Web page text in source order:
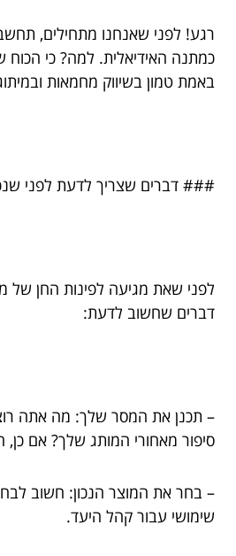
רגע! לפני שאנחנו מתחילים,
כמתנה האידיאלית. למה? כי הכוח
באמת טמון בשיווק מחמאות
### דברים שצריך לדעת לפני
לפני שאת מגיעה לפינות החן של
דברים שחשוב לדעת:
– תכנן את המסר שלך: מה אתה
סיפור מאחורי המותג שלך? אם
– בחר את המוצר הנכון: חשוב
שימושי עבור קהל היעד.